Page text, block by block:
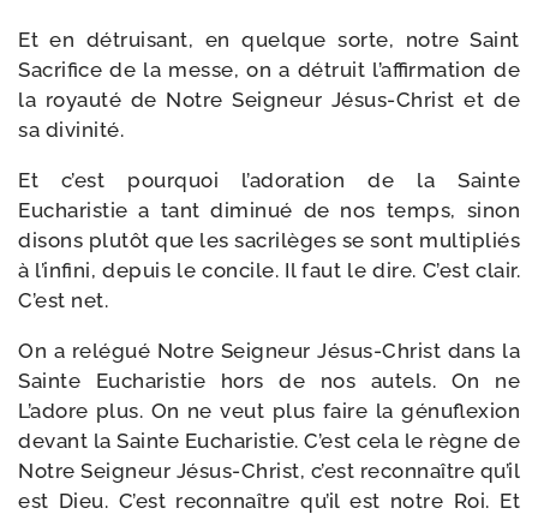
Et en détrui­sant, en quelque sorte, notre Saint
Sacrifice de la messe, on a détruit l’affirmation de
la royau­té de Notre Seigneur Jésus-​Christ et de
sa divinité.
Et c’est pour­quoi l’adoration de la Sainte
Eucharistie a tant dimi­nué de nos temps, sinon
disons plu­tôt que les sacri­lèges se sont mul­ti­pliés
à l’infini, depuis le concile. Il faut le dire. C’est clair.
C’est net.
On a relé­gué Notre Seigneur Jésus-​Christ dans la
Sainte Eucharistie hors de nos autels. On ne
L’adore plus. On ne veut plus faire la génu­flexion
devant la Sainte Eucharistie. C’est cela le règne de
Notre Seigneur Jésus-​Christ, c’est recon­naître qu’il
est Dieu. C’est recon­naître qu’il est notre Roi. Et